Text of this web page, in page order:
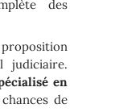
des
judiciaire.
en
de